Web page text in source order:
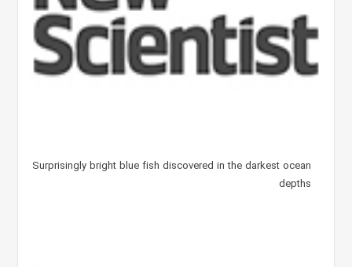
Surprisingly bright blue fish discovered in the darkest ocean
depths